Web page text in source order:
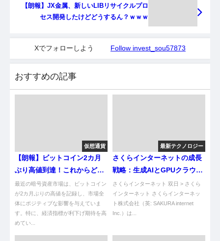
【朗報】JX金属、新しいLIBリサイクルプロ
セス開発したけどどうするん？ｗｗｗ
Xでフォローしよう Follow invest_sou57873
おすすめの記事
仮想通貨
【朗報】ビットコイン2カ月
ぶり高値到達！これからどう
なるんや？
最近の暗号資産市場は、ビットコイン
が2カ月ぶりの高値を記録し、市場全
体にポジティブな影響を与えていま
す。特に、経済指標が利下げ期待を高
めてい...
最新テクノロジー
さくらインターネットの成長
戦略：生成AIとGPUクラウド
サービスの成功
さくらインターネット 双日 > さくら
インターネット さくらインターネッ
ト株式会社（英: SAKURA internet
Inc.）は...